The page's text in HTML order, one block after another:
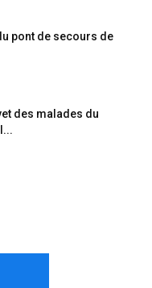
pont de secours de
des malades du